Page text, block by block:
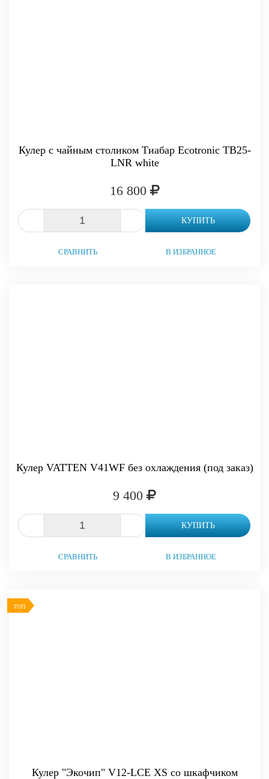
Кулер с чайным столиком Тиабар Ecotronic TB25-
LNR white
16 800
КУПИТЬ
СРАВНИТЬ В ИЗБРАННОЕ
Кулер VATTEN V41WF без охлаждения (под заказ)
9 400
КУПИТЬ
СРАВНИТЬ В ИЗБРАННОЕ
ТОП
Кулер "Экочип" V12-LCE XS со шкафчиком